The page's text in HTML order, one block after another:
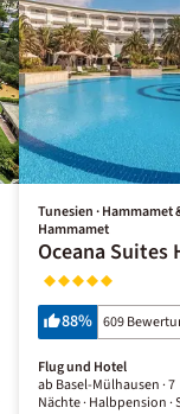
Tunesien · Hammamet
Hammamet
Oceana Suites
88% 609
Flug und Hotel
ab Basel-Mülhausen ·7
Nächte· Halbpension·